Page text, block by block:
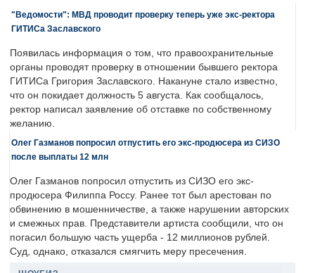
"Ведомости": МВД проводит проверку теперь уже экс-ректора
ГИТИСа Заславского
Появилась информация о том, что правоохранительные
органы проводят проверку в отношении бывшего ректора
ГИТИСа Григория Заславского. Накануне стало известно,
что он покидает должность 5 августа. Как сообщалось,
ректор написал заявление об отставке по собственному
желанию.
Олег Газманов попросил отпустить его экс-продюсера из СИЗО
после выплаты 12 млн
Олег Газманов попросил отпустить из СИЗО его экс-
продюсера Филиппа Россу. Ранее тот был арестован по
обвинению в мошенничестве, а также нарушении авторских
и смежных прав. Представители артиста сообщили, что он
погасил большую часть ущерба - 12 миллионов рублей.
Суд, однако, отказался смягчить меру пресечения.